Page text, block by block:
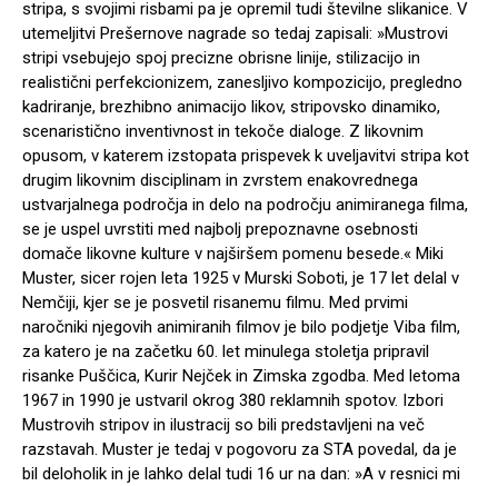
stripa, s svojimi risbami pa je opremil tudi številne slikanice. V
utemeljitvi Prešernove nagrade so tedaj zapisali: »Mustrovi
stripi vsebujejo spoj precizne obrisne linije, stilizacijo in
realistični perfekcionizem, zanesljivo kompozicijo, pregledno
kadriranje, brezhibno animacijo likov, stripovsko dinamiko,
scenaristično inventivnost in tekoče dialoge. Z likovnim
opusom, v katerem izstopata prispevek k uveljavitvi stripa kot
drugim likovnim disciplinam in zvrstem enakovrednega
ustvarjalnega področja in delo na področju animiranega filma,
se je uspel uvrstiti med najbolj prepoznavne osebnosti
domače likovne kulture v najširšem pomenu besede.« Miki
Muster, sicer rojen leta 1925 v Murski Soboti, je 17 let delal v
Nemčiji, kjer se je posvetil risanemu filmu. Med prvimi
naročniki njegovih animiranih filmov je bilo podjetje Viba film,
za katero je na začetku 60. let minulega stoletja pripravil
risanke Puščica, Kurir Nejček in Zimska zgodba. Med letoma
1967 in 1990 je ustvaril okrog 380 reklamnih spotov. Izbori
Mustrovih stripov in ilustracij so bili predstavljeni na več
razstavah. Muster je tedaj v pogovoru za STA povedal, da je
bil deloholik in je lahko delal tudi 16 ur na dan: »A v resnici mi